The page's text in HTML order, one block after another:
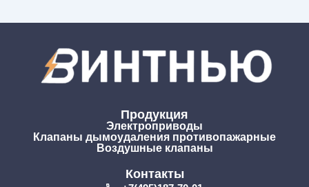
Продукция
Электроприводы
Клапаны дымоудаления противопажарные
Воздушные клапаны
Контакты